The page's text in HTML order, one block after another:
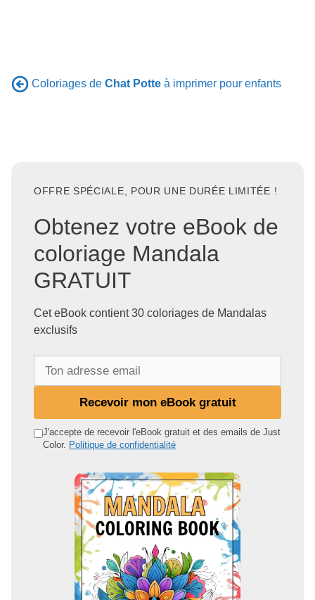
Coloriages de Chat Potte à imprimer pour enfants
OFFRE SPÉCIALE, POUR UNE DURÉE LIMITÉE !
Obtenez votre eBook de
coloriage Mandala
GRATUIT
Cet eBook contient 30 coloriages de Mandalas
exclusifs
d
Recevoir mon eBook gratuit
J'accepte de recevoir l'eBook gratuit et des emails de Just
Color. Politique de confidentialité